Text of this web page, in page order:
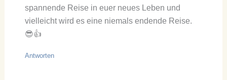
spannende Reise in euer neues Leben und
vielleicht wird es eine niemals endende Reise.
😎👍
Antworten